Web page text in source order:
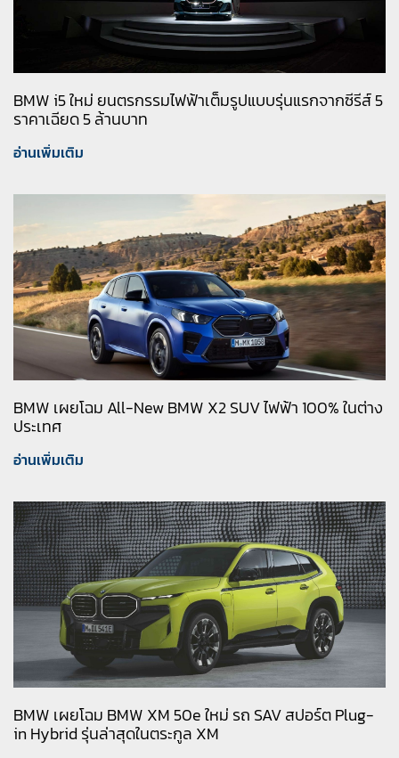
BMW i5 ใหม่ ยนตรกรรมไฟฟ้าเต็มรูปแบบรุ่นแรกจากซีรีส์ 5
ราคาเฉียด 5 ล้านบาท
อ่านเพิ่มเติม
BMW เผยโฉม All-New BMW X2 SUV ไฟฟ้า 100% ในต่าง
ประเทศ
อ่านเพิ่มเติม
BMW เผยโฉม BMW XM 50e ใหม่ รถ SAV สปอร์ต Plug-
in Hybrid รุ่นล่าสุดในตระกูล XM